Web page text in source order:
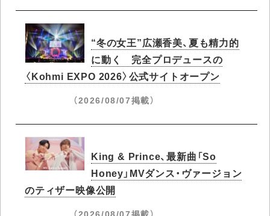
“冬の女王”広瀬香美、夏も精力的
に動く 完全プロデュースの
〈Kohmi EXPO 2026〉公式サイトオープン
（2026/08/07掲載）
King & Prince、最新曲「So
Honey」MVダンス・ヴァージョン
のティザー映像公開